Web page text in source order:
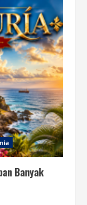
Banyak